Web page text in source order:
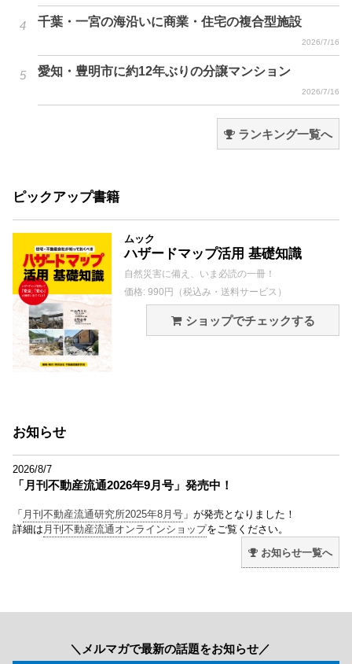
千葉・一宮の海沿いに商業・住宅の複合型施設
2026/7/16
愛知・豊明市に約12年ぶりの分譲マンション
2026/7/16
ランキング一覧へ
ピックアップ書籍
ムック
ハザードマップ活用 基礎知識
自然災害に備え、いま必読の一冊！
価格: 990円（税込み・送料サービス）
ショップでチェックする
お知らせ
2026/8/7
「月刊不動産流通2026年9月号」発売中！
「 月刊不動産流通研究所2025年8月号 」が発売となりました！
詳細は 月刊不動産流通オンラインショップをご覧ください。
お知らせ一覧へ
＼メルマガで最新の話題をお知らせ／